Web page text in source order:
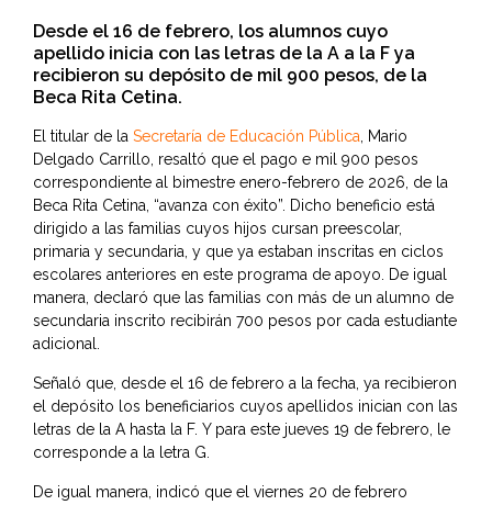
Desde el 16 de febrero, los alumnos cuyo
apellido inicia con las letras de la A a la F ya
recibieron su depósito de mil 900 pesos, de la
Beca Rita Cetina.
El titular de la Secretaría de Educación Pública, Mario
Delgado Carrillo, resaltó que el pago e mil 900 pesos
correspondiente al bimestre enero-febrero de 2026, de la
Beca Rita Cetina, “avanza con éxito”. Dicho beneficio está
dirigido a las familias cuyos hijos cursan preescolar,
primaria y secundaria, y que ya estaban inscritas en ciclos
escolares anteriores en este programa de apoyo. De igual
manera, declaró que las familias con más de un alumno de
secundaria inscrito recibirán 700 pesos por cada estudiante
adicional.
Señaló que, desde el 16 de febrero a la fecha, ya recibieron
el depósito los beneficiarios cuyos apellidos inician con las
letras de la A hasta la F. Y para este jueves 19 de febrero, le
corresponde a la letra G.
De igual manera, indicó que el viernes 20 de febrero